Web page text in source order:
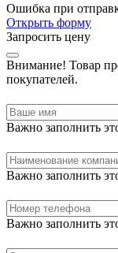
Ошибка при
Открыть форму
Запросить цену
Внимание! Товар
покупателей.
Важно заполнить
Важно заполнить
Важно заполнить